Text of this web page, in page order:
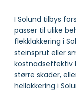
I Solund tilbys
passer til ulike
flekklakkering i
steinsprut eller
kostnadseffektiv
større skader,
hellakkering i